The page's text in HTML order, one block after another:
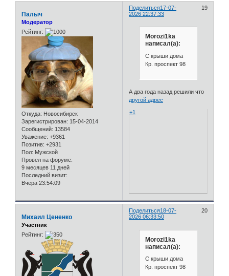
Поделиться 19
17-07-
2026 22:37:33
Палыч
Модератор
Рейтинг:
Откуда: Новосибирск
Зарегистрирован: 15-04-2014
Сообщений: 13584
Уважение: +9361
Позитив: +2931
Пол: Мужской
Провел на форуме:
9 месяцев 11 дней
Последний визит:
Вчера 23:54:09
Morozi1ka
написал(а):
С крыши дома
Кр. проспект 98
А два года назад решили что
другой адрес
+1
Поделиться 20
18-07-
2026 06:33:50
Михаил Цененко
Участник
Рейтинг:
Morozi1ka
написал(а):
С крыши дома
Кр. проспект 98